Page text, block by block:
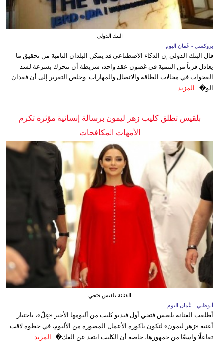
البنك الدولي
بروكسل - عُمان اليوم
قال البنك الدولي إن الذكاء الاصطناعي قد يمكن البلدان النامية من تحقيق ما
يعادل قرناً من التنمية في غضون عقد واحد، شريطة أن تتحرك بسرعة لسد
الفجوات في مجالات الطاقة والاتصال والمهارات. وخلص التقرير إلى أن فقدان
الو�... المزيد
بلقيس تطلق كليب زهر ليمون برسالة إنسانية مؤثرة تكرم
الأمهات المكافحات
الفنانة بلقيس فتحي
أبوظبي - عُمان اليوم
أطلقت الفنانة بلقيس فتحي أول فيديو كليب من ألبومها الأخير «غِلّ»، باختيار
أغنية «زهر ليمون» لتكون باكورة الأعمال المصورة من الألبوم، في خطوة لاقت
تفاعلًا واسعًا من جمهورها، خاصة أن الكليب ابتعد عن الفك�... المزيد